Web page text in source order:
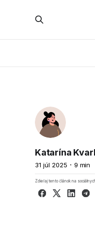
Katarína
31 júl 2025 9 min
Zdieľaj tento článok na
Facebook
X